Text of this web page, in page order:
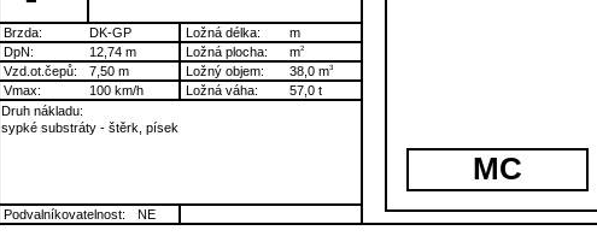
MC
Brzda: DK-GP Ložná délka:
m
DpN:
12,74 m Ložná plocha: m2
Vzd.ot.čepů: 7,50 m Ložný objem: 38,0 m3
Vmax: 100 km/h Ložná váha:
57,0 t
Druh nákladu:
sypké substráty - štěrk, písek
Podvalníkovatelnost: NE